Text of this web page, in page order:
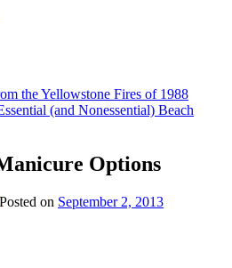
the Yellowstone Fires of 1988
(and Nonessential) Beach
Options
Posted on September 2, 2013